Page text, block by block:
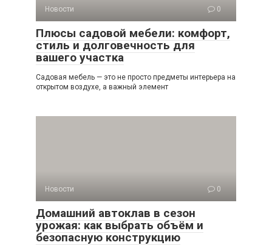
Новости 0
Плюсы садовой мебели: комфорт,
стиль и долговечность для
вашего участка
Садовая мебель — это не просто предметы интерьера на
открытом воздухе, а важный элемент
Новости 0
Домашний автоклав в сезон
урожая: как выбрать объём и
безопасную конструкцию